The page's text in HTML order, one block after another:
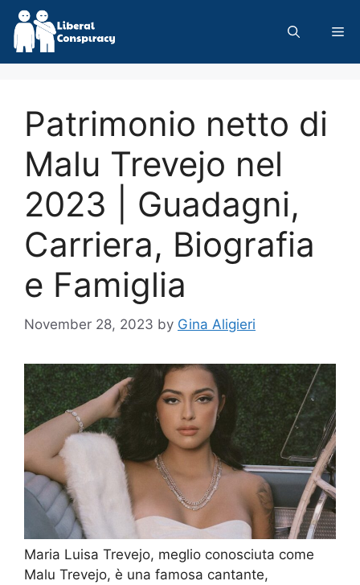
Skip
content
Patrimonio netto di
Malu Trevejo nel
2023 | Guadagni,
Carriera, Biografia
e Famiglia
November 28, 2023 by Gina Aligieri
Maria Luisa Trevejo, meglio conosciuta come
Malu Trevejo, è una famosa cantante,